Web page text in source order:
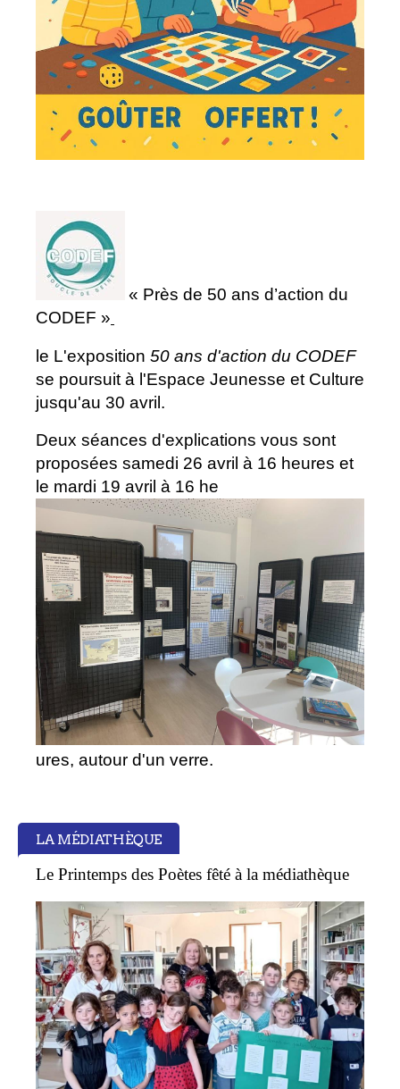
« Près de 50 ans d’action du
CODEF »
le L'exposition 50 ans d'action du CODEF
se poursuit à l'Espace Jeunesse et Culture
jusqu'au 30 avril.
Deux séances d'explications vous sont
proposées samedi 26 avril à 16 heures et
le mardi 19 avril à 16 he
ures, autour d'un verre.
LA MÉDIATHÈQUE
Le Printemps des Poètes fêté à la médiathèque